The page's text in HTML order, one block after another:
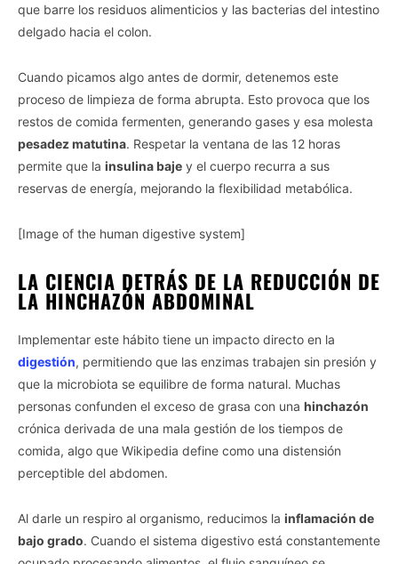
que barre los residuos alimenticios y las bacterias del intestino
delgado hacia el colon.
Cuando picamos algo antes de dormir, detenemos este
proceso de limpieza de forma abrupta. Esto provoca que los
restos de comida fermenten, generando gases y esa molesta
pesadez matutina. Respetar la ventana de las 12 horas
permite que la insulina baje y el cuerpo recurra a sus
reservas de energía, mejorando la flexibilidad metabólica.
[Image of the human digestive system]
LA CIENCIA DETRÁS DE LA REDUCCIÓN DE
LA HINCHAZÓN ABDOMINAL
Implementar este hábito tiene un impacto directo en la
digestión, permitiendo que las enzimas trabajen sin presión y
que la microbiota se equilibre de forma natural. Muchas
personas confunden el exceso de grasa con una hinchazón
crónica derivada de una mala gestión de los tiempos de
comida, algo que Wikipedia define como una distensión
perceptible del abdomen.
Al darle un respiro al organismo, reducimos la inflamación de
bajo grado. Cuando el sistema digestivo está constantemente